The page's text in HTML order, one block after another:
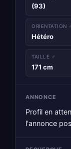
(93)
ORIENTATION ♂
Hétéro
TAILLE ♂
171 cm
ANNONCE
Profil en
l'annonce